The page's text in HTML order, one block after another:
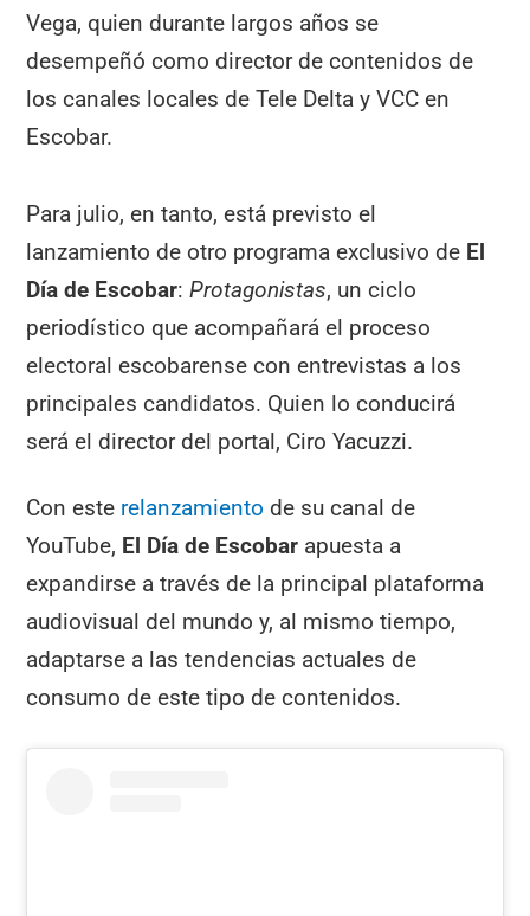
Vega, quien durante largos años se
desempeñó como director de contenidos de
los canales locales de Tele Delta y VCC en
Escobar.
Para julio, en tanto, está previsto el
lanzamiento de otro programa exclusivo de El
Día de Escobar:Protagonistas, un ciclo
periodístico que acompañará el proceso
electoral escobarense con entrevistas a los
principales candidatos. Quien lo conducirá
será el director del portal, Ciro Yacuzzi.
Con este relanzamiento de su canal de
YouTube, El Día de Escobar apuesta a
expandirse a través de la principal plataforma
audiovisual del mundo y, al mismo tiempo,
adaptarse a las tendencias actuales de
consumo de este tipo de contenidos.